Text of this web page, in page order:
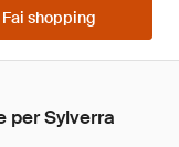
Fai shopping
per Sylverra